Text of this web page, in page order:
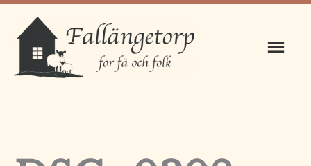
Hoppa
innehåll